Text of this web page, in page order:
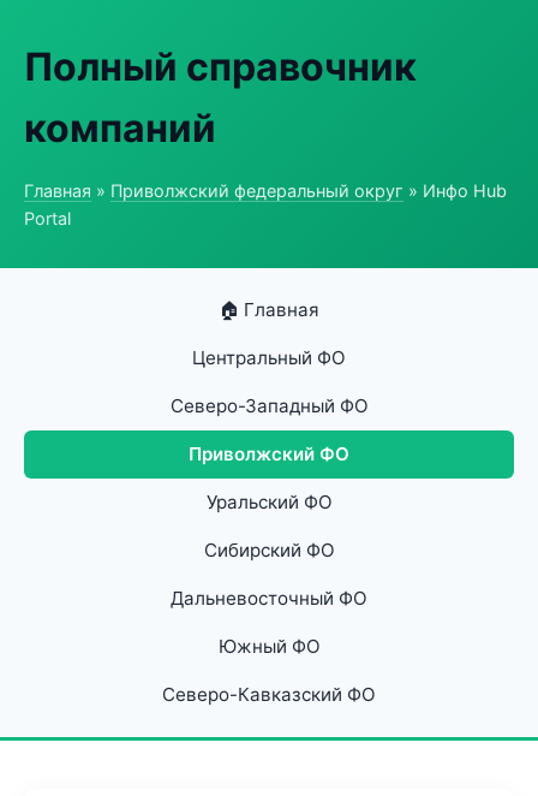
Полный справочник
компаний
Главная » Приволжский федеральный округ » Инфо Hub
Portal
🏠 Главная
Центральный ФО
Северо-Западный ФО
Приволжский ФО
Уральский ФО
Сибирский ФО
Дальневосточный ФО
Южный ФО
Северо-Кавказский ФО